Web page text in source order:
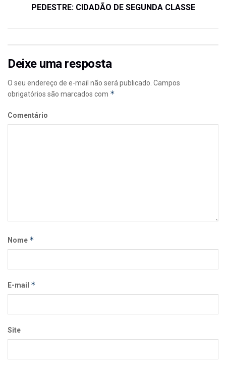
PEDESTRE: CIDADÃO DE SEGUNDA CLASSE
Deixe uma resposta
O seu endereço de e-mail não será publicado. Campos
obrigatórios são marcados com *
Comentário
Nome *
E-mail *
Site